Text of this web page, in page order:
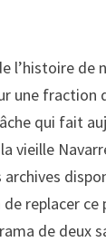
l’histoire de
une
qui fait
vieille
replacer
de deux